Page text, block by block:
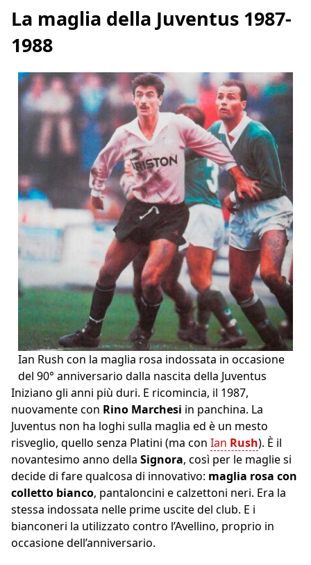
La maglia della Juventus 1987-
1988
Ian Rush con la maglia rosa indossata in occasione
del 90° anniversario dalla nascita della Juventus
Iniziano gli anni più duri. E ricomincia, il 1987,
nuovamente con Rino Marchesi in panchina. La
Juventus non ha loghi sulla maglia ed è un mesto
risveglio, quello senza Platini (ma con Ian Rush). È il
novantesimo anno della Signora, così per le maglie si
decide di fare qualcosa di innovativo: maglia rosa con
colletto bianco, pantaloncini e calzettoni neri. Era la
stessa indossata nelle prime uscite del club. E i
bianconeri la utilizzato contro l’Avellino, proprio in
occasione dell’anniversario.